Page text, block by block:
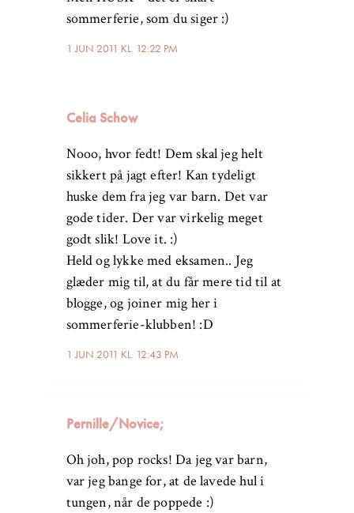
1 JUN 2011 KL. 12:22 PM
sommerferie, som du siger :)
Celia Schow
1 JUN 2011 KL. 12:43 PM
Nooo, hvor fedt! Dem skal jeg helt
sikkert på jagt efter! Kan tydeligt
huske dem fra jeg var barn. Det var
gode tider. Der var virkelig meget
godt slik! Love it. :)
Held og lykke med eksamen.. Jeg
glæder mig til, at du får mere tid til at
blogge, og joiner mig her i
sommerferie-klubben! :D
Pernille/Novice;
Oh joh, pop rocks! Da jeg var barn,
var jeg bange for, at de lavede hul i
tungen, når de poppede :)